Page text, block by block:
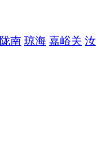
陇南 琼海 嘉峪关 汝